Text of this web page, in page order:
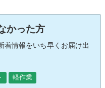
かった方
着情報をいち早くお届け出
軽作業